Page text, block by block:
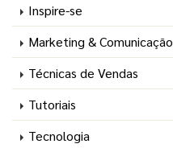
Inspire-se
Marketing & Comunicação
Técnicas de Vendas
Tutoriais
Tecnologia